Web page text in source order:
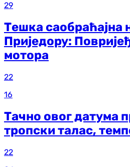
29
Тешка саобраћајна
Приједору:
мотора
22
16
Тачно овог датума
тропски талас,
22